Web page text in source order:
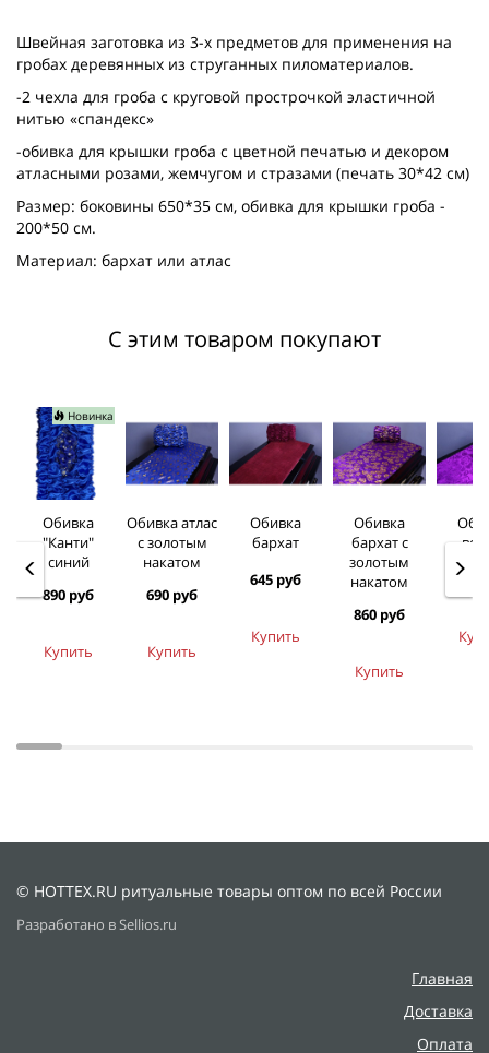
Швейная заготовка из 3-х предметов для применения на
гробах деревянных из струганных пиломатериалов.
-2 чехла для гроба с круговой прострочкой эластичной
нитью «спандекс»
-обивка для крышки гроба с цветной печатью и декором
атласными розами, жемчугом и стразами (печать 30*42 см)
Размер: боковины 650*35 см, обивка для крышки гроба -
200*50 см.
Материал: бархат или атлас
С этим товаром покупают
Новинка
Обивка
"Канти"
синий
890 руб
Купить
Обивка атлас
c золотым
накатом
690 руб
Купить
Обивка
бархат
645 руб
Купить
Обивка
бархат c
золотым
накатом
860 руб
Купить
645
© HOTTEX.RU ритуальные товары оптом по всей России
Разработано в Sellios.ru
Главная
Доставка
Оплата